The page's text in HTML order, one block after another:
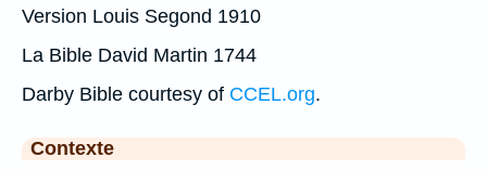
Version Louis Segond 1910
La Bible David Martin 1744
Darby Bible courtesy of CCEL.org.
Contexte